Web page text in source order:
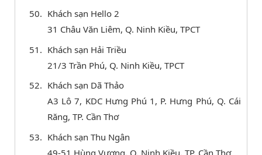
Khách sạn Hello 2
31 Châu Văn Liêm, Q. Ninh Kiều, TPCT
Khách sạn Hải Triều
21/3 Trần Phú, Q. Ninh Kiều, TPCT
Khách sạn Dã Thảo
A3 Lô 7, KDC Hưng Phú 1, P. Hưng Phú, Q. Cái
Răng, TP. Cần Thơ
Khách sạn Thu Ngân
49-51 Hùng Vương, Q. Ninh Kiều, TP. Cần Thơ